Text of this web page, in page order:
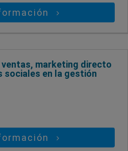
ventas, marketing directo
sociales en la gestión